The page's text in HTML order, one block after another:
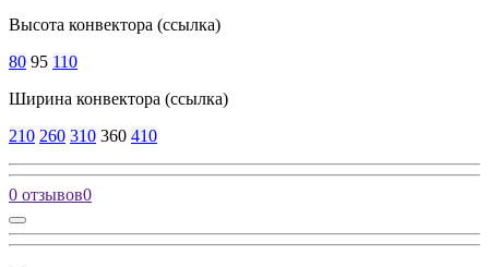
Высота конвектора (ссылка)
80 95 110
Ширина конвектора (ссылка)
210 260 310 360 410
0 отзывов0